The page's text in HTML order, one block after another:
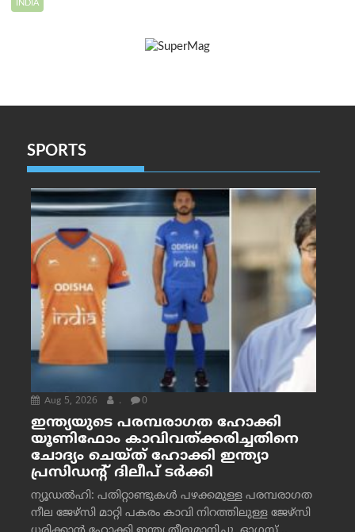
INDIA
SPORTS
Aug 5, 2026 . 0
ഇന്ത്യയുടെ പരമ്പരാഗത ഹോക്കി
യൂണിഫോം കാവിവത്ക്കരിച്ചതിനെ
ചോദ്യം ചെയ്ത് ഹോക്കി ഇന്ത്യാ
പ്രസിഡന്റ് ദിലീപ് ടര്‍ക്കി
ന്യൂഡൽഹി: പതിറ്റാണ്ടുകൾ പഴക്കമുള്ള പരമ്പരാഗത
നീല ജേഴ്‌സി മാറ്റി പകരം കാവി നിറത്തിലുള്ള ജേഴ്‌സി